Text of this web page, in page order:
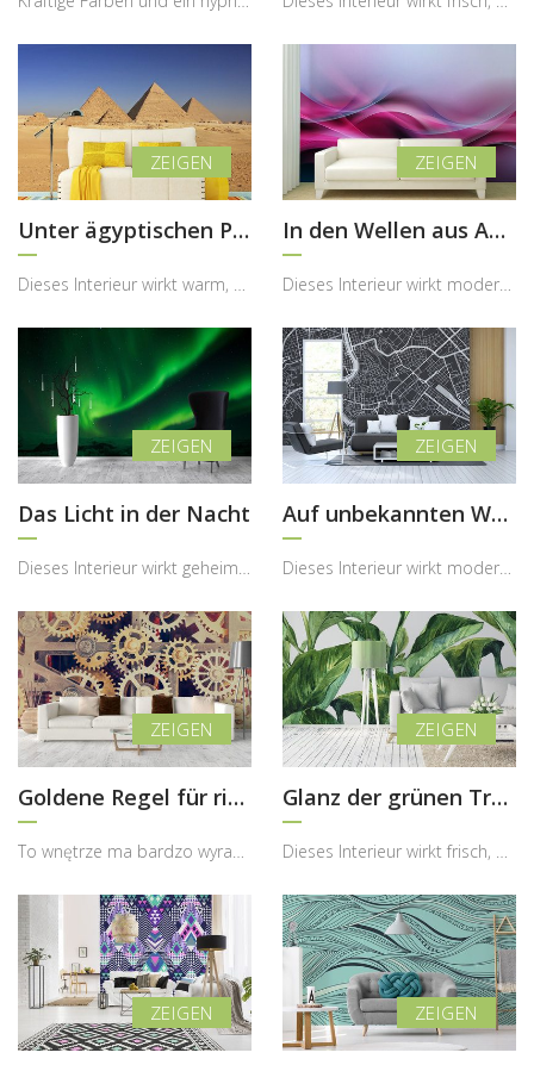
Unter ägyptischen Pyramiden schlafend In den Wellen aus Abstraktionen gewebt
Das Licht in der Nacht
Dieses Interieur wirkt geheimnisvoll, modern und zugleich sehr atmosphärisch, wobei die Fototapet...
Auf unbekannten Wegen
Dieses Interieur wirkt modern, ruhig und gleichzeitig inspirierend, wobei die Fototapete mit der ...
Goldene Regel für richtiges Funktionieren
To wnętrze ma bardzo wyrazisty, industrialny i jednocześnie dekoracyjny charakter, w którym fotot...
Glanz der grünen Träume
Dieses Interieur wirkt frisch, natürlich und sehr harmonisch, wobei die Fototapete mit großflächi...